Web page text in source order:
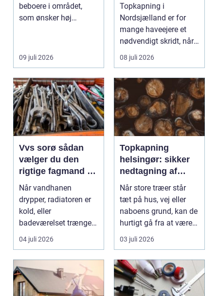
beboere i området,
som ønsker høj
09 juli 2026
Topkapning i
Nordsjælland er for
mange haveejere et
nødvendigt skridt, når
store ...
08 juli 2026
Vvs sorø sådan
vælger du den
rigtige fagmand til
vand, varme og
energi
Når vandhanen
drypper, radiatoren er
kold, eller
badeværelset trænger
til en gennemgribende
04 juli 2026
Topkapning
helsingør: sikker
nedtagning af
store og
besværlige træer
Når store træer står
tæt på hus, vej eller
naboens grund, kan de
hurtigt gå fra at være
smukke til a...
03 juli 2026